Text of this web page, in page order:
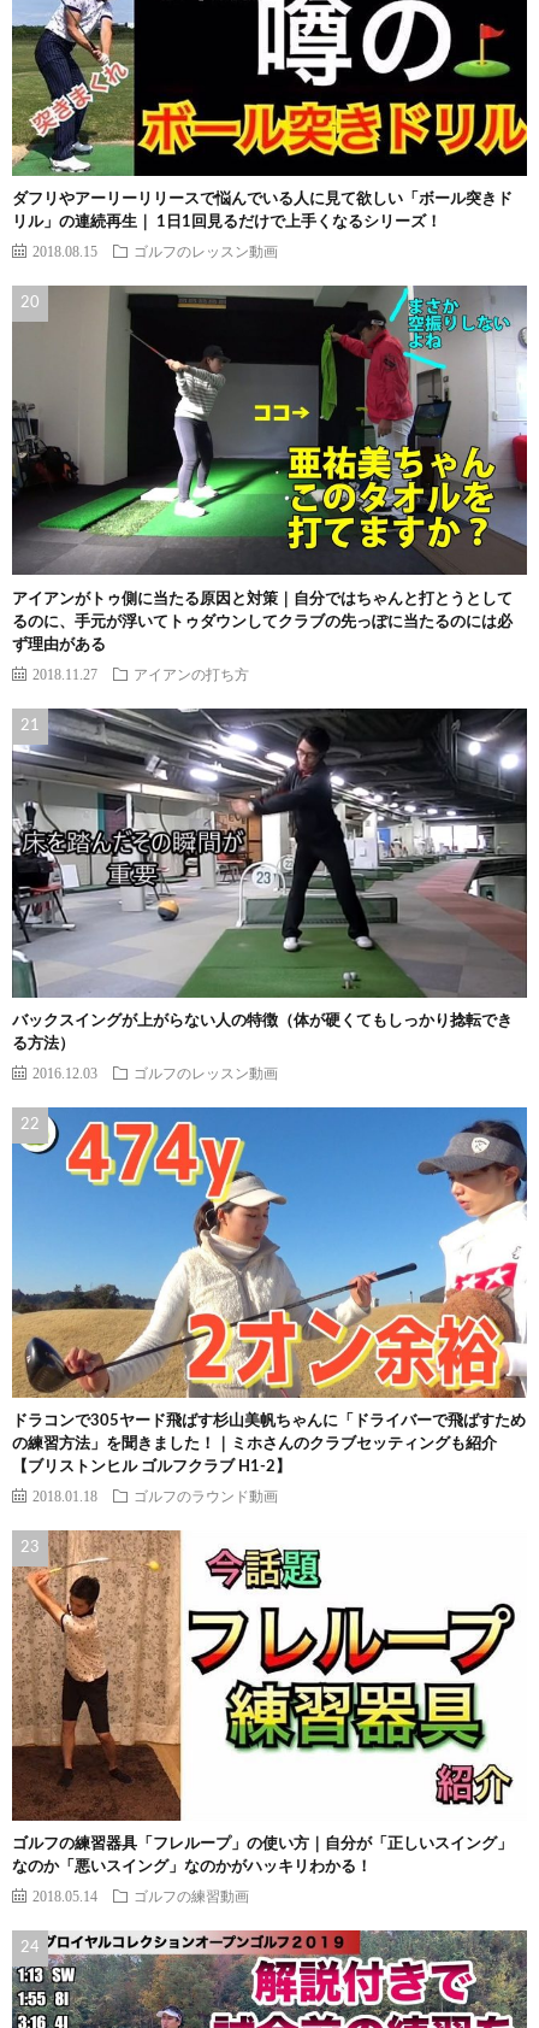
ダフリやアーリーリリースで悩んでいる人に見て欲しい「ボール突きド
リル」の連続再生｜ 1日1回見るだけで上手くなるシリーズ！
2018.08.15 ゴルフのレッスン動画
アイアンがトゥ側に当たる原因と対策｜自分ではちゃんと打とうとして
るのに、手元が浮いてトゥダウンしてクラブの先っぽに当たるのには必
ず理由がある
2018.11.27 アイアンの打ち方
バックスイングが上がらない人の特徴（体が硬くてもしっかり捻転でき
る方法）
2016.12.03 ゴルフのレッスン動画
ドラコンで305ヤード飛ばす杉山美帆ちゃんに「ドライバーで飛ばすため
の練習方法」を聞きました！｜ミホさんのクラブセッティングも紹介
【ブリストンヒル ゴルフクラブ H1-2】
2018.01.18 ゴルフのラウンド動画
ゴルフの練習器具「フレループ」の使い方｜自分が「正しいスイング」
なのか「悪いスイング」なのかがハッキリわかる！
2018.05.14 ゴルフの練習動画